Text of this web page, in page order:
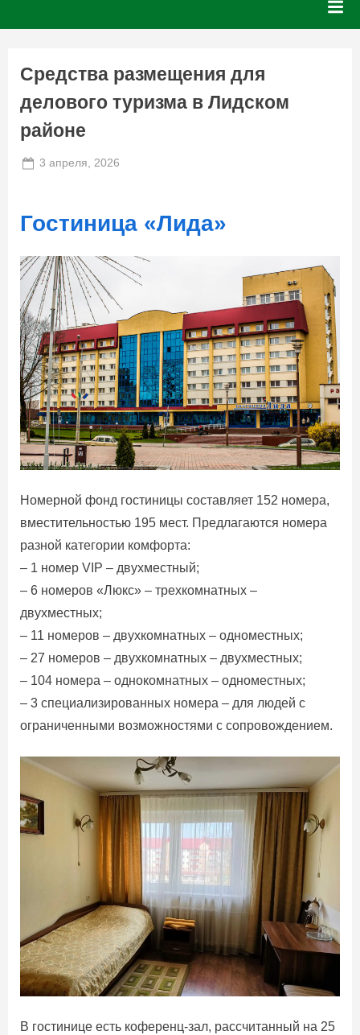
Средства размещения для
делового туризма в Лидском
районе
Posted
3 апреля, 2026
Гостиница «Лида»
Номерной фонд гостиницы составляет 152 номера,
вместительностью 195 мест. Предлагаются номера
разной категории комфорта:
– 1 номер VIP – двухместный;
– 6 номеров «Люкс» – трехкомнатных –
двухместных;
– 11 номеров – двухкомнатных – одноместных;
– 27 номеров – двухкомнатных – двухместных;
– 104 номера – однокомнатных – одноместных;
– 3 специализированных номера – для людей с
ограниченными возможностями с сопровождением.
В гостинице есть коференц-зал, рассчитанный на 25